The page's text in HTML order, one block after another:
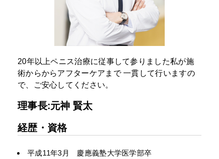
20年以上ペニス治療に従事して参りました私が施
術からからアフターケアまで一貫して行いますの
で、ご安心してください。
理事長:元神 賢太
経歴・資格
平成11年3月 慶應義塾大学医学部卒